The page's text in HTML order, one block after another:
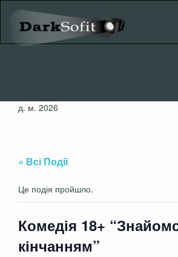
д. м. 2026
« Всі Події
Це подія пройшло.
Комедія 18+
кінчанням”